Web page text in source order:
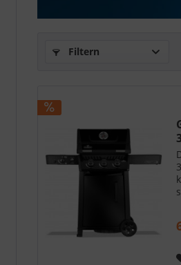
Filtern